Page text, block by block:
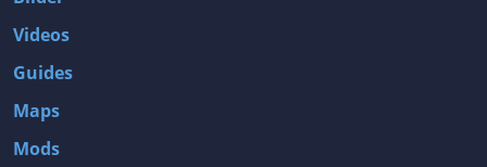
Videos
Guides
Maps
Mods